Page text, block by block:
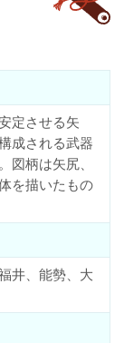
定させる矢
成される武器
図柄は矢尻、
を描いたもの
井、能勢、大